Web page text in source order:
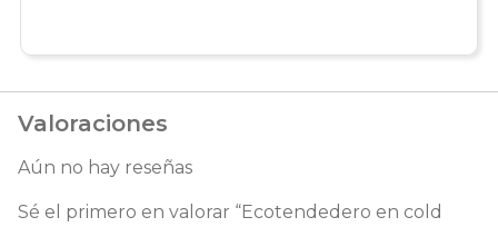
Valoraciones
Aún no hay reseñas
Sé el primero en valorar “Ecotendedero en cold